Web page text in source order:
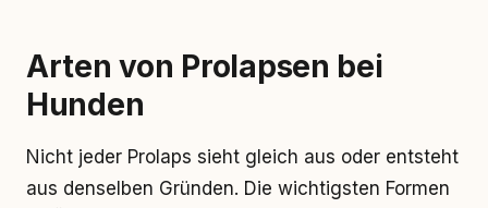
Arten von Prolapsen bei
Hunden
Nicht jeder Prolaps sieht gleich aus oder entsteht
aus denselben Gründen. Die wichtigsten Formen